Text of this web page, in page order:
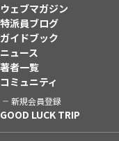
ウェブマガジン
特派員ブログ
ガイドブック
ニュース
著者一覧
コミュニティ
新規会員登録
GOOD LUCK TRIP